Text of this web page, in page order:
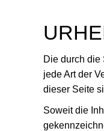
Die durch die
jede Art der
dieser Seite
Soweit die